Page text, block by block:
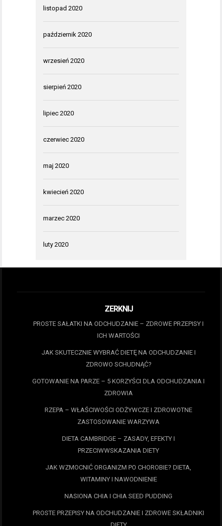
listopad 2020
październik 2020
wrzesień 2020
sierpień 2020
lipiec 2020
czerwiec 2020
maj 2020
kwiecień 2020
marzec 2020
luty 2020
ZERKNIJ
PROSTE SAŁATKI NA ODCHUDZANIE – ZDROWE PRZEPISY I
ICH WARTOŚCI
JAK SKUTECZNIE WYBRAĆ DIETĘ NA ODCHUDZANIE I
ZDROWO SCHUDNĄĆ?
GOTOWANIE NA PARZE – 5 KORZYŚCI DLA ODCHUDZANIA I
ZDROWIA
RZEPA – WŁAŚCIWOŚCI ODŻYWCZE I ZDROWOTNE
ZASTOSOWANIE WARZYWA
DIETA CAMBRIDGE – ZASADY, EFEKTY I
PRZECIWWSKAZANIA DIETY
JAK WZMOCNIĆ ORGANIZM PO CHOROBIE? DIETA,
WITAMINY I NAWODNIENIE
NASIONA CHIA I CHIA SEED PUDDING
PROSTE PRZEPISY NA ODCHUDZANIE I ZDROWE SKŁADNIKI